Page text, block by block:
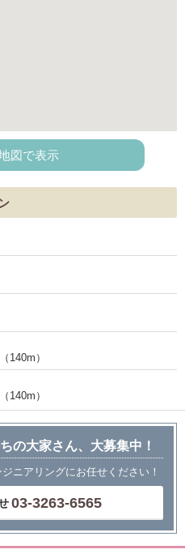
図で表示
140m）
140m）
の大家さん、大募集中！
ニアリングにお任せください！
03-3263-6565